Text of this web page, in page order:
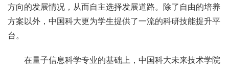
方向的发展情况，从而自主选择发展道路。除了自由的培养
方案以外，中国科大更为学生提供了一流的科研技能提升平
台。
在量子信息科学专业的基础上，中国科大未来技术学院